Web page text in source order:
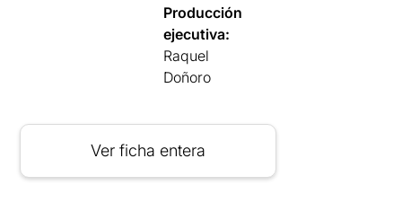
Producción
ejecutiva:
Raquel
Doñoro
Ver ficha entera